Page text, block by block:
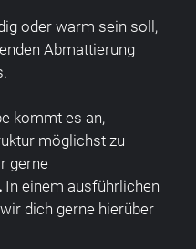
oder warm sein soll,
Abmattierung
kommt es an,
möglichst zu
gerne
In einem ausführlichen
dich gerne hierüber